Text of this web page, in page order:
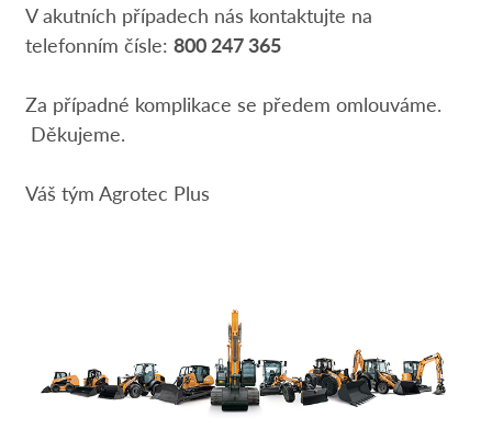
V akutních případech nás kontaktujte na
telefonním čísle: 800 247 365
Za případné komplikace se předem omlouváme.
Děkujeme.
Váš tým Agrotec Plus